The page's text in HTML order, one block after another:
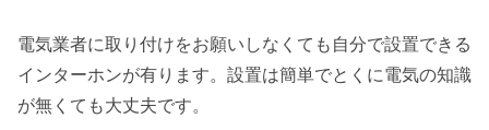
電気業者に取り付けをお願いしなくても自分で設置できる
インターホンが有ります。設置は簡単でとくに電気の知識
が無くても大丈夫です。